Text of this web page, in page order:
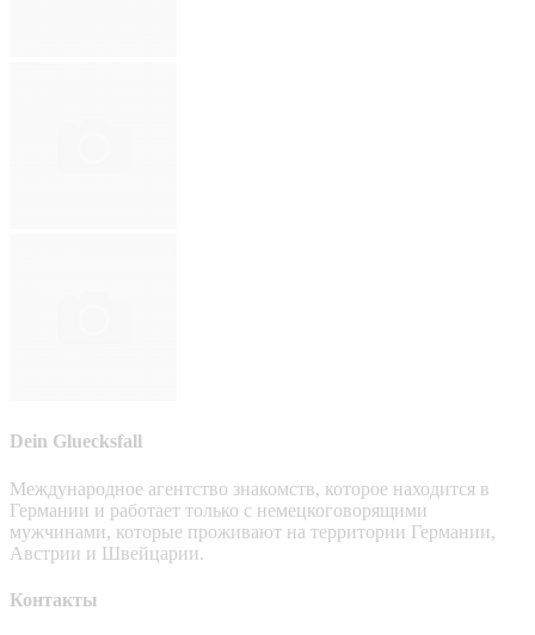
Dein Gluecksfall
Международное агентство знакомств, которое находится в
Германии и работает только с немецкоговорящими
мужчинами, которые проживают на территории Германии,
Австрии и Швейцарии.
Контакты